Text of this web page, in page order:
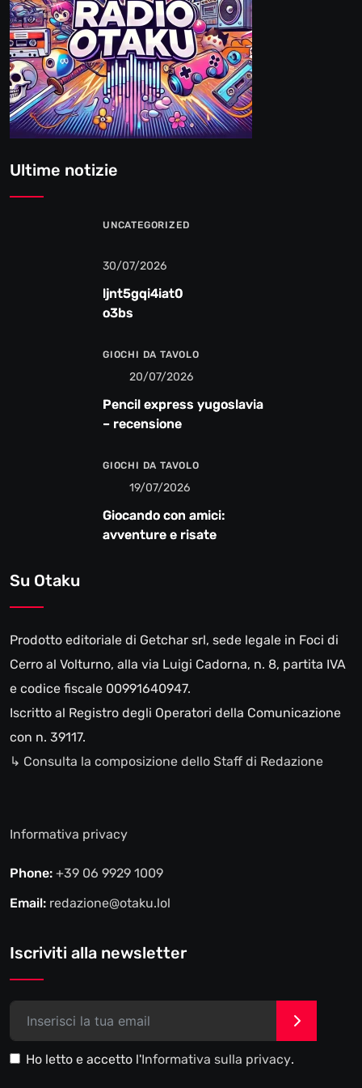
Ultime notizie
UNCATEGORIZED
30/07/2026
ljnt5gqi4iat0
o3bs
GIOCHI DA TAVOLO
20/07/2026
Pencil express yugoslavia
– recensione
GIOCHI DA TAVOLO
19/07/2026
Giocando con amici:
avventure e risate
Su Otaku
Prodotto editoriale di Getchar srl, sede legale in Foci di
Cerro al Volturno, alla via Luigi Cadorna, n. 8, partita IVA
e codice fiscale 00991640947.
Iscritto al Registro degli Operatori della Comunicazione
con n. 39117.
↳ Consulta la composizione dello Staff di Redazione
Informativa privacy
Phone: +39 06 9929 1009
Email: redazione@otaku.lol
Iscriviti alla newsletter
Ho letto e accetto l'Informativa sulla privacy.
>